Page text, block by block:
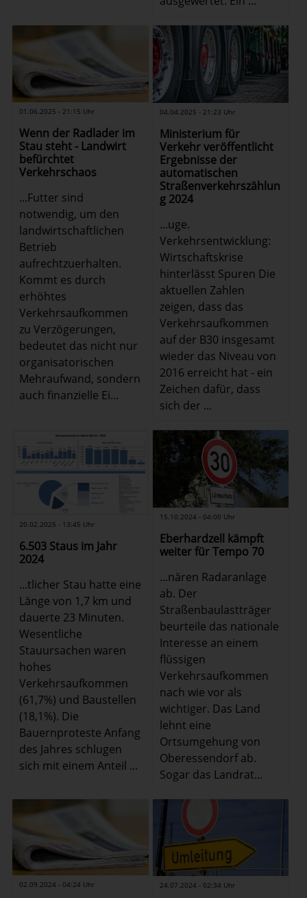
01.06.2025 - 21:15 Uhr
Wenn der Radlader im
Stau steht - Landwirt
befürchtet
Verkehrschaos
...Futter sind
notwendig, um den
landwirtschaftlichen
Betrieb
aufrechtzuerhalten.
Kommt es durch
erhöhtes
Verkehrsaufkommen
zu Verzögerungen,
bedeutet das nicht nur
organisatorischen
Mehraufwand, sondern
auch finanzielle Ei...
04.04.2025 - 21:23 Uhr
Ministerium für
Verkehr veröffentlicht
Ergebnisse der
automatischen
Straßenverkehrszählun
g 2024
...uge.
Verkehrsentwicklung:
Wirtschaftskrise
hinterlässt Spuren Die
aktuellen Zahlen
zeigen, dass das
Verkehrsaufkommen
auf der B30 insgesamt
wieder das Niveau von
2016 erreicht hat - ein
Zeichen dafür, dass
sich der ...
20.02.2025 - 13:45 Uhr
6.503 Staus im Jahr
2024
...tlicher Stau hatte eine
Länge von 1,7 km und
dauerte 23 Minuten.
Wesentliche
Stauursachen waren
hohes
Verkehrsaufkommen
(61,7%) und Baustellen
(18,1%). Die
Bauernproteste Anfang
des Jahres schlugen
sich mit einem Anteil ...
15.10.2024 - 04:00 Uhr
Eberhardzell kämpft
weiter für Tempo 70
...nären Radaranlage
ab. Der
Straßenbaulastträger
beurteile das nationale
Interesse an einem
flüssigen
Verkehrsaufkommen
nach wie vor als
wichtiger. Das Land
lehnt eine
Ortsumgehung von
Oberessendorf ab.
Sogar das Landrat...
02.09.2024 - 04:24 Uhr 24.07.2024 - 02:34 Uhr